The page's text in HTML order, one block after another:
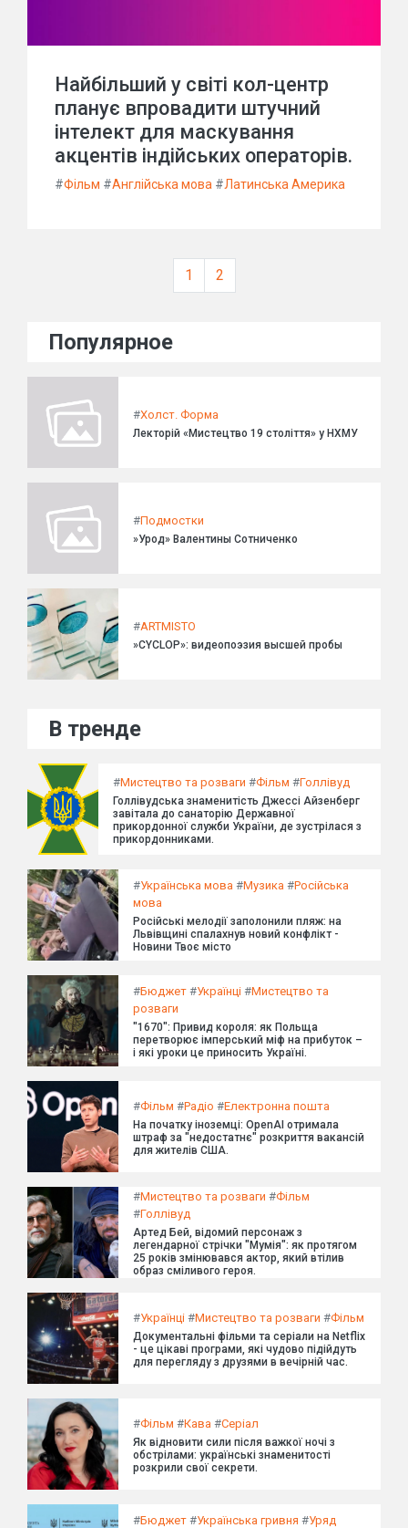
Найбільший у світі кол-центр
планує впровадити штучний
інтелект для маскування
акцентів індійських операторів.
#Фільм #Англійська мова #Латинська Америка
1 2
Популярное
#Холст. Форма
Лекторій «Мистецтво 19 століття» у НХМУ
#Подмостки
»Урод» Валентины Сотниченко
#ARTMISTO
»CYCLOP»: видеопоэзия высшей пробы
В тренде
#Мистецтво та розваги #Фільм #Голлівуд
Голлівудська знаменитість Джессі Айзенберг
завітала до санаторію Державної
прикордонної служби України, де зустрілася з
прикордонниками.
#Українська мова #Музика #Російська
мова
Російські мелодії заполонили пляж: на
Львівщині спалахнув новий конфлікт -
Новини Твоє місто
#Бюджет #Українці #Мистецтво та
розваги
"1670": Привид короля: як Польща
перетворює імперський міф на прибуток –
і які уроки це приносить Україні.
#Фільм #Радіо #Електронна пошта
На початку іноземці: OpenAI отримала
штраф за "недостатнє" розкриття вакансій
для жителів США.
#Мистецтво та розваги #Фільм
#Голлівуд
Артед Бей, відомий персонаж з
легендарної стрічки "Мумія": як протягом
25 років змінювався актор, який втілив
образ сміливого героя.
#Українці #Мистецтво та розваги #Фільм
Документальні фільми та серіали на Netflix
- це цікаві програми, які чудово підійдуть
для перегляду з друзями в вечірній час.
#Фільм #Кава #Серіал
Як відновити сили після важкої ночі з
обстрілами: українські знаменитості
розкрили свої секрети.
#Бюджет #Українська гривня #Уряд